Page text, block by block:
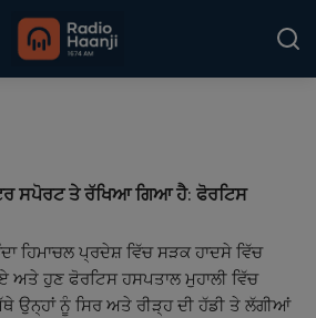
ਸਪੋਰਟ ਤੇ ਰੱਖਿਆ ਗਿਆ ਹੈ: ਫੋਰਟਿਸ
ਹਿਮਾਚਲ ਪ੍ਰਦੇਸ਼ ਵਿੱਚ ਸੜਕ ਹਾਦਸੇ ਵਿੱਚ
ਅਤੇ ਹੁਣ ਫੋਰਟਿਸ ਹਸਪਤਾਲ ਮੁਹਾਲੀ ਵਿੱਚ
ਉਨ੍ਹਾਂ ਨੂੰ ਸਿਰ ਅਤੇ ਰੀੜ੍ਹ ਦੀ ਹੱਡੀ ਤੇ ਲੱਗੀਆਂ